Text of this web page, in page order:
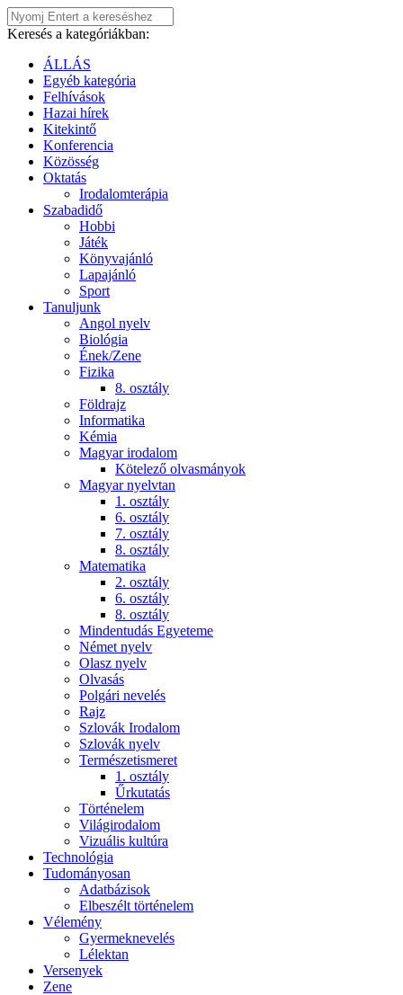
Keresés a kategóriákban:
ÁLLÁS
Egyéb kategória
Felhívások
Hazai hírek
Kitekintő
Konferencia
Közösség
Oktatás
Irodalomterápia
Szabadidő
Hobbi
Játék
Könyvajánló
Lapajánló
Sport
Tanuljunk
Angol nyelv
Biológia
Ének/Zene
Fizika
8. osztály
Földrajz
Informatika
Kémia
Magyar irodalom
Kötelező olvasmányok
Magyar nyelvtan
1. osztály
6. osztály
7. osztály
8. osztály
Matematika
2. osztály
6. osztály
8. osztály
Mindentudás Egyeteme
Német nyelv
Olasz nyelv
Olvasás
Polgári nevelés
Rajz
Szlovák Irodalom
Szlovák nyelv
Természetismeret
1. osztály
Űrkutatás
Történelem
Világirodalom
Vizuális kultúra
Technológia
Tudományosan
Adatbázisok
Elbeszélt történelem
Vélemény
Gyermeknevelés
Lélektan
Versenyek
Zene